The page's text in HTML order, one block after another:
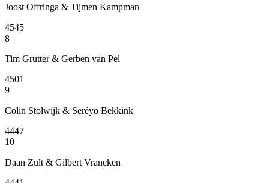
Joost Offringa & Tijmen Kampman
4545
8
Tim Grutter & Gerben van Pel
4501
9
Colin Stolwijk & Seréyo Bekkink
4447
10
Daan Zult & Gilbert Vrancken